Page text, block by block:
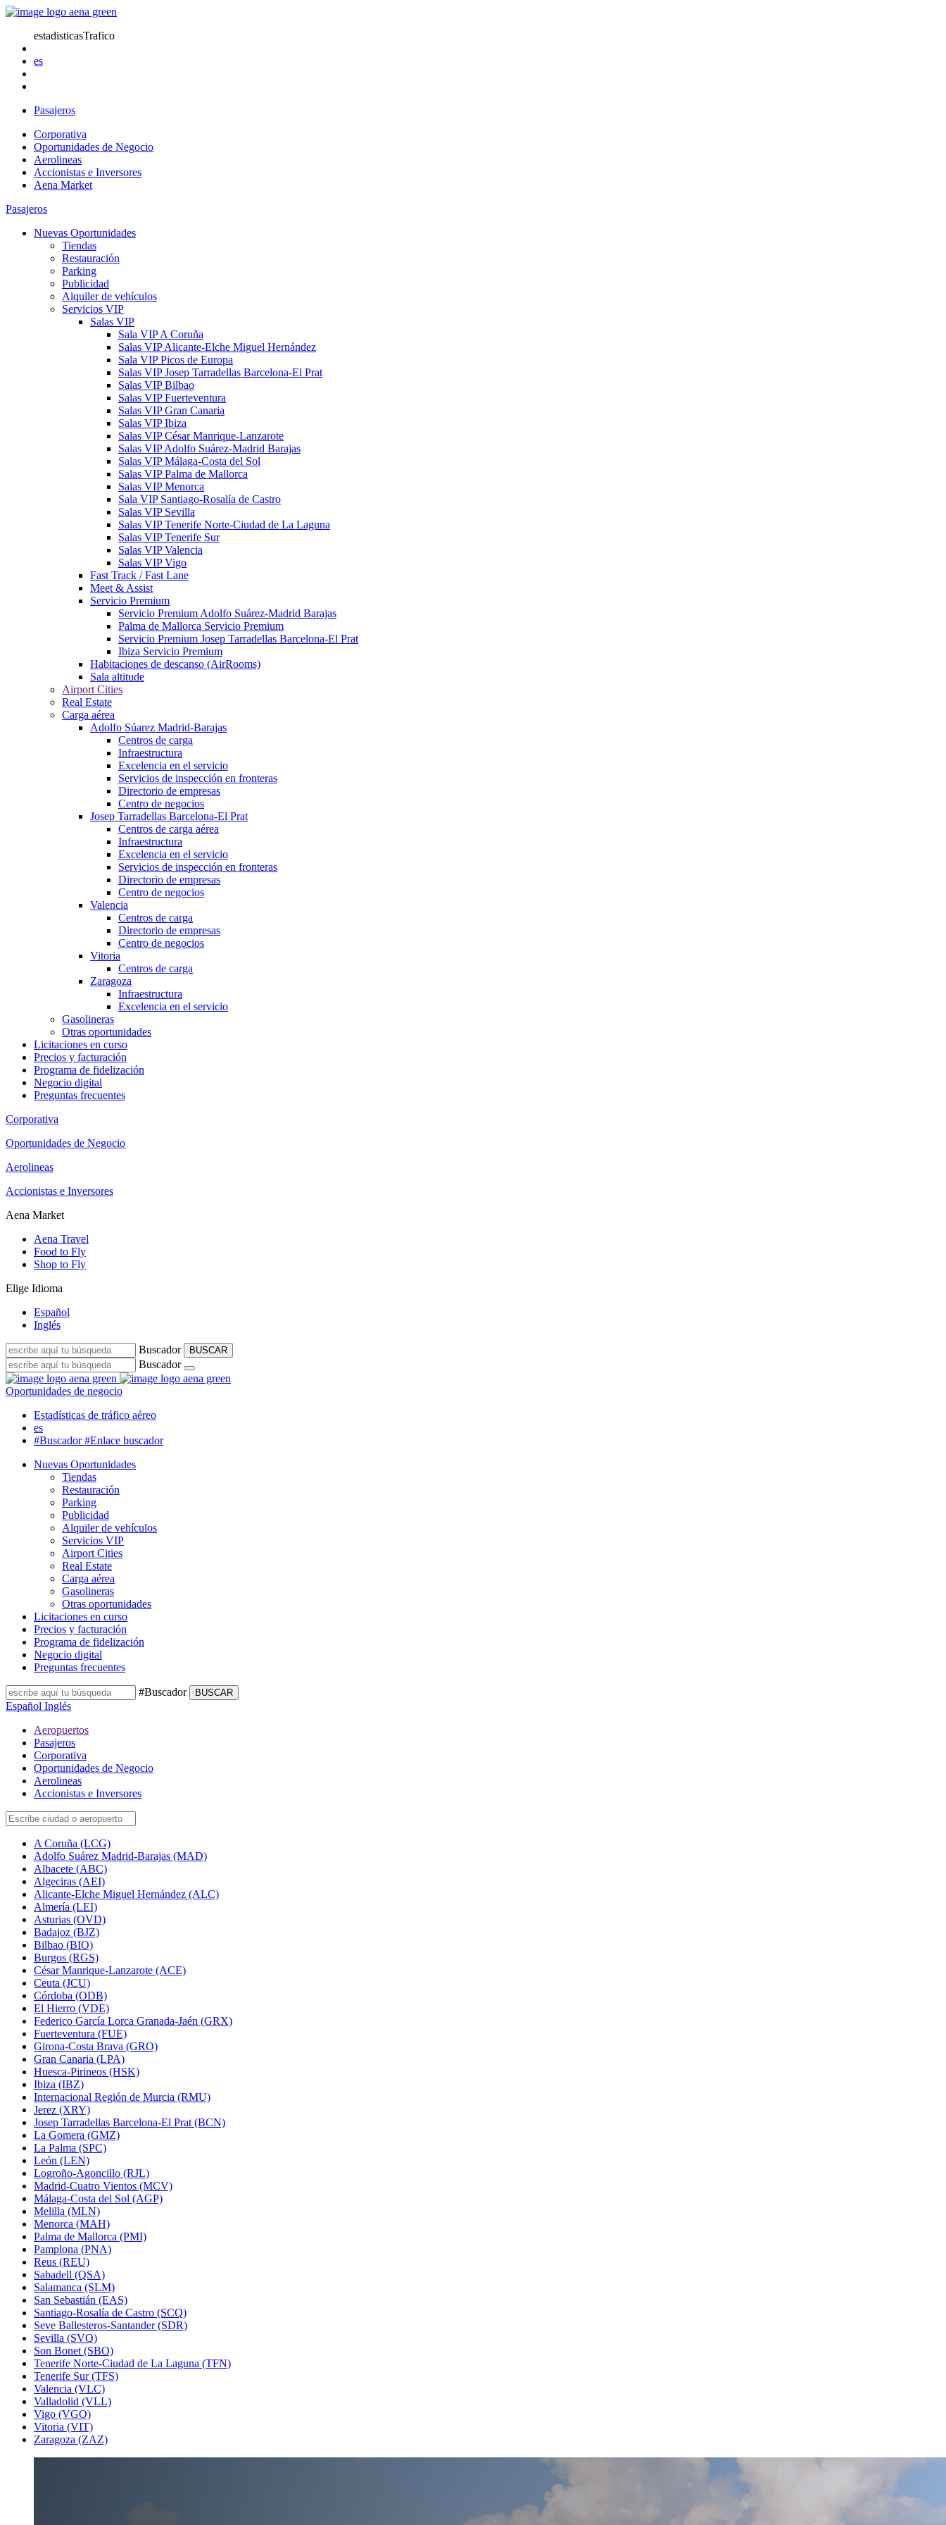
estadisticasTrafico
es
Pasajeros
Corporativa
Oportunidades de Negocio
Aerolineas
Accionistas e Inversores
Aena Market
Pasajeros
Nuevas Oportunidades
Tiendas
Restauración
Parking
Publicidad
Alquiler de vehículos
Servicios VIP
Salas VIP
Sala VIP A Coruña
Salas VIP Alicante-Elche Miguel Hernández
Sala VIP Picos de Europa
Salas VIP Josep Tarradellas Barcelona-El Prat
Salas VIP Bilbao
Salas VIP Fuerteventura
Salas VIP Gran Canaria
Salas VIP Ibiza
Salas VIP César Manrique-Lanzarote
Salas VIP Adolfo Suárez-Madrid Barajas
Salas VIP Málaga-Costa del Sol
Salas VIP Palma de Mallorca
Salas VIP Menorca
Sala VIP Santiago-Rosalía de Castro
Salas VIP Sevilla
Salas VIP Tenerife Norte-Ciudad de La Laguna
Salas VIP Tenerife Sur
Salas VIP Valencia
Salas VIP Vigo
Fast Track / Fast Lane
Meet & Assist
Servicio Premium
Servicio Premium Adolfo Suárez-Madrid Barajas
Palma de Mallorca Servicio Premium
Servicio Premium Josep Tarradellas Barcelona-El Prat
Ibiza Servicio Premium
Habitaciones de descanso (AirRooms)
Sala altitude
Airport Cities
Real Estate
Carga aérea
Adolfo Súarez Madrid-Barajas
Centros de carga
Infraestructura
Excelencia en el servicio
Servicios de inspección en fronteras
Directorio de empresas
Centro de negocios
Josep Tarradellas Barcelona-El Prat
Centros de carga aérea
Infraestructura
Excelencia en el servicio
Servicios de inspección en fronteras
Directorio de empresas
Centro de negocios
Valencia
Centros de carga
Directorio de empresas
Centro de negocios
Vitoria
Centros de carga
Zaragoza
Infraestructura
Excelencia en el servicio
Gasolineras
Otras oportunidades
Licitaciones en curso
Precios y facturación
Programa de fidelización
Negocio digital
Preguntas frecuentes
Corporativa
Oportunidades de Negocio
Aerolineas
Accionistas e Inversores
Aena Market
Aena Travel
Food to Fly
Shop to Fly
Elige Idioma
Español
Inglés
Buscador BUSCAR
Buscador
Oportunidades de negocio
Estadísticas de tráfico aéreo
es
#Buscador #Enlace buscador
Nuevas Oportunidades
Tiendas
Restauración
Parking
Publicidad
Alquiler de vehículos
Servicios VIP
Airport Cities
Real Estate
Carga aérea
Gasolineras
Otras oportunidades
Licitaciones en curso
Precios y facturación
Programa de fidelización
Negocio digital
Preguntas frecuentes
#Buscador BUSCAR
Español Inglés
Aeropuertos
Pasajeros
Corporativa
Oportunidades de Negocio
Aerolineas
Accionistas e Inversores
A Coruña (LCG)
Adolfo Suárez Madrid-Barajas (MAD)
Albacete (ABC)
Algeciras (AEI)
Alicante-Elche Miguel Hernández (ALC)
Almería (LEI)
Asturias (OVD)
Badajoz (BJZ)
Bilbao (BIO)
Burgos (RGS)
César Manrique-Lanzarote (ACE)
Ceuta (JCU)
Córdoba (ODB)
El Hierro (VDE)
Federico García Lorca Granada-Jaén (GRX)
Fuerteventura (FUE)
Girona-Costa Brava (GRO)
Gran Canaria (LPA)
Huesca-Pirineos (HSK)
Ibiza (IBZ)
Internacional Región de Murcia (RMU)
Jerez (XRY)
Josep Tarradellas Barcelona-El Prat (BCN)
La Gomera (GMZ)
La Palma (SPC)
León (LEN)
Logroño-Agoncillo (RJL)
Madrid-Cuatro Vientos (MCV)
Málaga-Costa del Sol (AGP)
Melilla (MLN)
Menorca (MAH)
Palma de Mallorca (PMI)
Pamplona (PNA)
Reus (REU)
Sabadell (QSA)
Salamanca (SLM)
San Sebastián (EAS)
Santiago-Rosalía de Castro (SCQ)
Seve Ballesteros-Santander (SDR)
Sevilla (SVQ)
Son Bonet (SBO)
Tenerife Norte-Ciudad de La Laguna (TFN)
Tenerife Sur (TFS)
Valencia (VLC)
Valladolid (VLL)
Vigo (VGO)
Vitoria (VIT)
Zaragoza (ZAZ)